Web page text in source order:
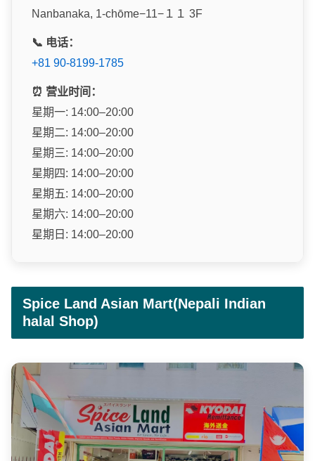
Nanbanaka, 1-chōme−11−１１ 3F
📞 电话：
+81 90-8199-1785
⏰ 营业时间：
星期一: 14:00–20:00
星期二: 14:00–20:00
星期三: 14:00–20:00
星期四: 14:00–20:00
星期五: 14:00–20:00
星期六: 14:00–20:00
星期日: 14:00–20:00
Spice Land Asian Mart(Nepali Indian
halal Shop)